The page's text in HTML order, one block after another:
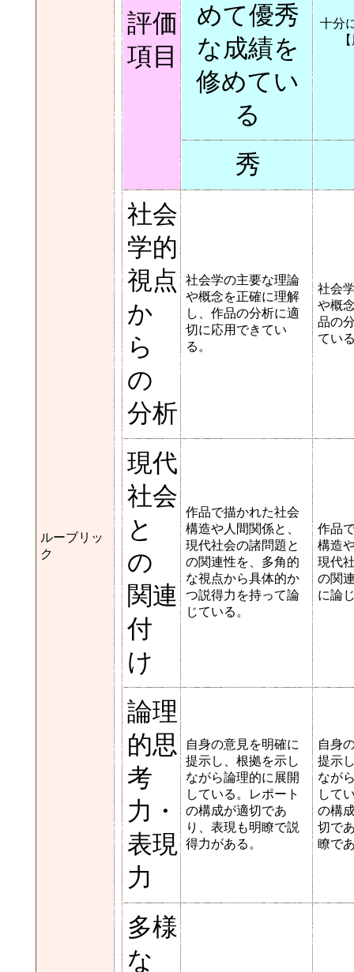
ルーブリッ
ク
評価
項目
めて優秀
な成績を
修めてい
る
十分
秀
社会
学的
視点
か
ら
の
分析
社会学の主要な理論
や概念を正確に理解
し、作品の分析に適
切に応用できてい
る。
社会
や概
品の
てい
現代
社会
と
の
関連
付
け
作品で描かれた社会
構造や人間関係と、
現代社会の諸問題と
の関連性を、多角的
な視点から具体的か
つ説得力を持って論
じている。
作品
構造
現代
の関
に論
論理
的思
考
力・
表現
力
自身の意見を明確に
提示し、根拠を示し
ながら論理的に展開
している。レポート
の構成が適切であ
り、表現も明瞭で説
得力がある。
自身
提示
なが
して
の構
切で
瞭で
多様
な